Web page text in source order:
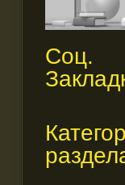
Соц.